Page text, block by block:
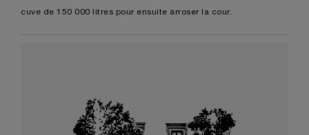
cuve de 150 000 litres pour ensuite arroser la cour.